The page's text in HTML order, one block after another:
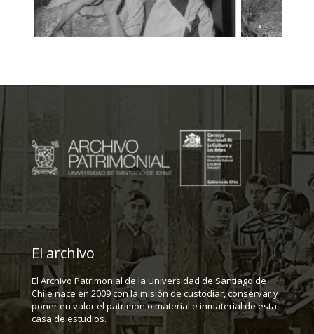
El archivo
El Archivo Patrimonial de la Universidad de Santiago de
Chile nace en 2009 con la misión de custodiar, conservar y
poner en valor el patrimonio material e inmaterial de esta
casa de estudios.